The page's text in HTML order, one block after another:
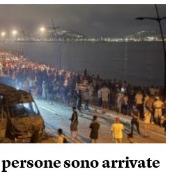
sono arrivate